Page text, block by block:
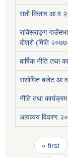
रातो किताव
राक्सिराङ्ग
दोश्रो (मिति
बार्षिक नीति
संसोधित बजेट
नीति तथा
आयव्यय विवरण
Pages
« first